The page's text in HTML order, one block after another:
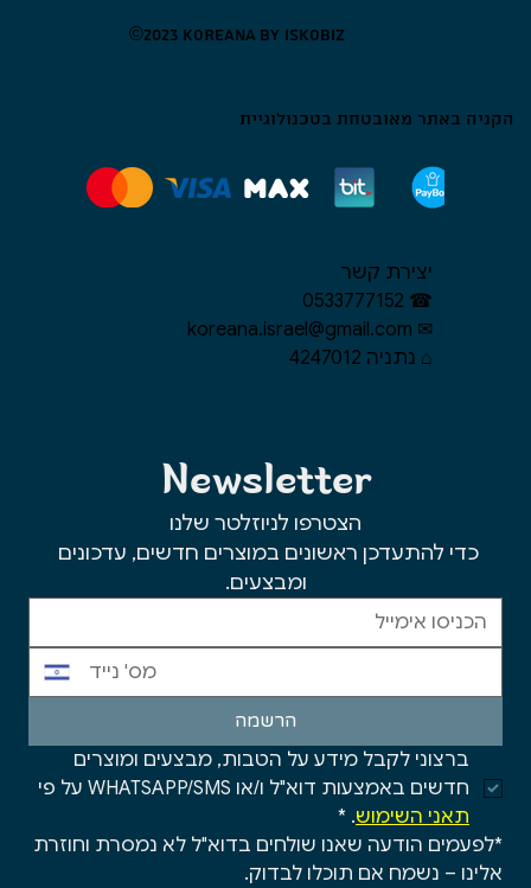
Newsletter
הצטרפו לניוזלטר שלנו
ומבצעים.
הרשמה
חדשים באמצעות דוא"ל ו/או WHATSAPP/SMS על פי
תאני השימוש.
*
אלינו – נשמח אם תוכלו לבדוק.
יצירת קשר
☎︎ 0533777152
✉︎ koreana.israel@gmail.com
⌂ נתניה 4247012
©​2023 KOREANA BY ISKOBIZ
הקניה באתר מאובטחת בטכנולוגיית